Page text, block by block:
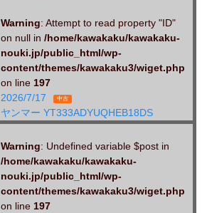
Warning: Attempt to read property "ID"
on null in /home/kawakaku/kawakaku-
nouki.jp/public_html/wp-
content/themes/kawakaku3/wiget.php
on line 197
2026/7/17
中古
ヤンマー YT333ADYUQHEB18DS
Warning: Undefined variable $post in
/home/kawakaku/kawakaku-
nouki.jp/public_html/wp-
content/themes/kawakaku3/wiget.php
on line 197